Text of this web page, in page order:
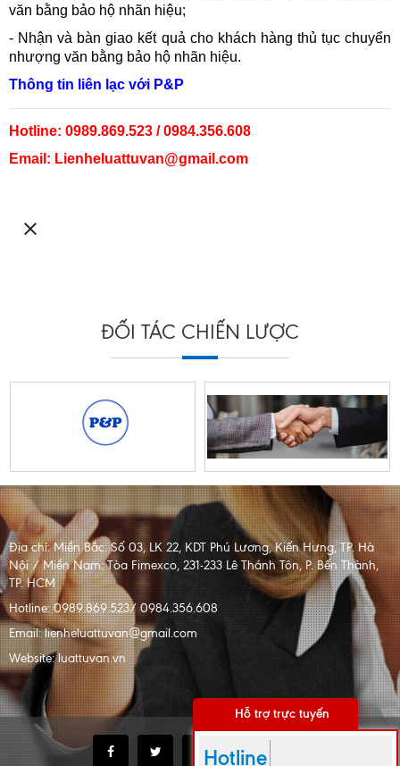
văn bằng bảo hộ nhãn hiệu;
- Nhận và bàn giao kết quả cho khách hàng thủ tục chuyển
nhượng văn bằng bảo hộ nhãn hiệu.
Thông tin liên lạc với P&P
Hotline: 0989.869.523 / 0984.356.608
Email: Lienheluattuvan@gmail.com
ĐỐI TÁC CHIẾN LƯỢC
Địa chỉ: Miền Bắc: Số 03, LK 22, KDT Phú Lương, Kiến Hưng, TP. Hà
Nội / Miền Nam: Tòa Fimexco, 231-233 Lê Thánh Tôn, P. Bến Thành,
TP. HCM
Hotline: 0989.869.523/ 0984.356.608
Email: lienheluattuvan@gmail.com
Website: luattuvan.vn
Hỗ trợ trực tuyến
Hotline